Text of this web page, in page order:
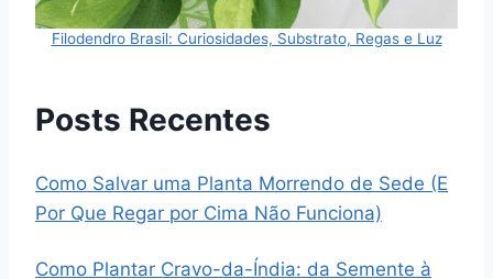
Filodendro Brasil: Curiosidades, Substrato, Regas e Luz
Posts Recentes
Como Salvar uma Planta Morrendo de Sede (E
Por Que Regar por Cima Não Funciona)
Como Plantar Cravo-da-Índia: da Semente à